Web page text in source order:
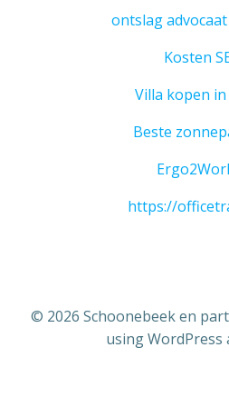
ontslag
Kosten
Villa kopen
Beste
https://
© 2026 Schoonebeek en
using WordPress